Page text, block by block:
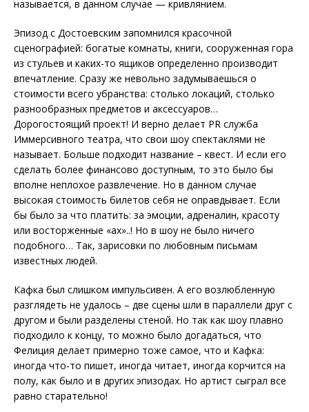
называется, в данном случае — кривлянием.
Эпизод с Достоевским запомнился красочной
сценографией: богатые комнаты, книги, сооруженная гора
из стульев и каких-то ящиков определенно производит
впечатление. Сразу же невольно задумываешься о
стоимости всего убранства: столько локаций, столько
разнообразных предметов и аксессуаров…
Дорогостоящий проект! И верно делает PR служба
Иммерсивного театра, что свои шоу спектаклями не
называет. Больше подходит название – квест. И если его
сделать более финансово доступным, то это было бы
вполне неплохое развлечение. Но в данном случае
высокая стоимость билетов себя не оправдывает. Если
бы было за что платить: за эмоции, адреналин, красоту
или восторженные «ах»..! Но в шоу не было ничего
подобного… Так, зарисовки по любовным письмам
известных людей.
Кафка был слишком импульсивен. А его возлюбленную
разглядеть не удалось – две сцены шли в параллели друг с
другом и были разделены стеной. Но так как шоу плавно
подходило к концу, то можно было догадаться, что
Фелиция делает примерно тоже самое, что и Кафка:
иногда что-то пишет, иногда читает, иногда корчится на
полу, как было и в других эпизодах. Но артист сыграл все
равно старательно!